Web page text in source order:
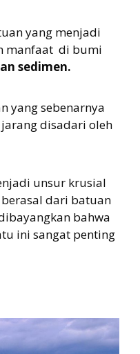
yang menjadi
manfaat di bumi
sedimen.
yang sebenarnya
disadari oleh
unsur krusial
dari batuan
bahwa
ini sangat penting